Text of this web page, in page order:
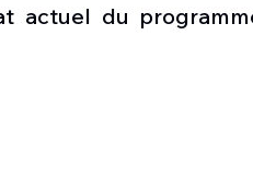
actuel du